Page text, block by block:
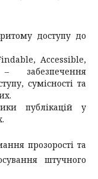
доступу до
Accessible,
забезпечення
сумісності та
публікацій у
прозорості та
штучного